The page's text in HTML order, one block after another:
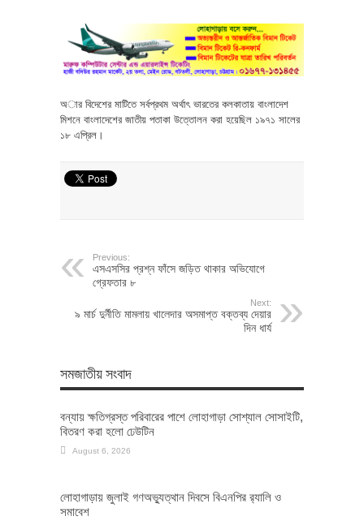
অার বিদেশের মাটিতে সর্বপ্রথম অর্থাৎ ভারতের কলকাতায় বাংলাদেশ
মিশনে বাংলাদেশের জাতীয় পতাকা উত্তোলন করা হয়েছিল ১৯৭১ সালের
১৮ এপ্রিল।
Previous:
এসএসসির প্রশ্ন ফাঁসে জড়িত থাকার অভিযোগে
গ্রেফতার ৮
Next:
৯ মার্চ দুর্নীতি মামলায় খালেদার অসমাপ্ত বক্তব্য দেয়ার
দিন ধার্য
সমজাতীয় সংবাদ
বন্যায় ক্ষতিগ্রস্ত পরিবারের পাশে লোহাগাড়া সোশ্যাল সোসাইটি,
বিতরণ করা হলো ঢেউটিন
August 6, 2026
লোহাগাড়ায় জুলাই গণঅভ্যুত্থান দিবসে বিএনপির র‌্যালি ও
সমাবেশ